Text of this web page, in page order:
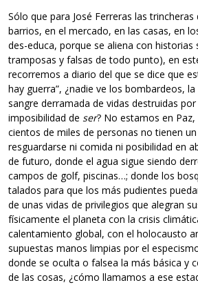
Sólo que para José Ferreras las
barrios, en el mercado, en las casas, en
des-educa, porque se aliena con historias
tramposas y falsas de todo punto), en
recorremos a diario del que se dice que
hay guerra”, ¿nadie ve los bombardeos, la
sangre derramada de vidas destruidas
imposibilidad de ser? No estamos en Paz,
cientos de miles de personas no tienen
resguardarse ni comida ni posibilidad en
de futuro, donde el agua sigue siendo
campos de golf, piscinas…; donde los
talados para que los más pudientes
de unas vidas de privilegios que alegran
físicamente el planeta con la crisis
calentamiento global, con el holocausto
supuestas manos limpias por el
donde se oculta o falsea la más básica y
de las cosas, ¿cómo llamamos a ese